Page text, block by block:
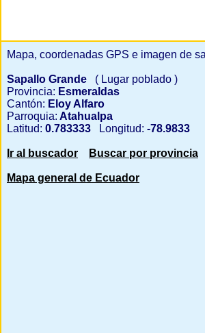
Mapa, coordenadas GPS e imagen de
Sapallo Grande
( Lugar poblado )
Provincia: Esmeraldas
Cantón: Eloy Alfaro
Parroquia: Atahualpa
Latitud: 0.783333 Longitud: -78.9833
Ir al buscador Buscar por provincia
Mapa general de Ecuador